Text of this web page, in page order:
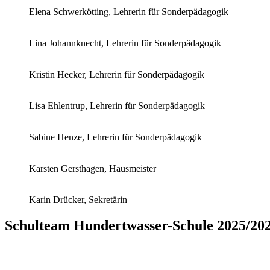
Elena Schwerkötting, Lehrerin für Sonderpädagogik
Lina Johannknecht, Lehrerin für Sonderpädagogik
Kristin Hecker, Lehrerin für Sonderpädagogik
Lisa Ehlentrup, Lehrerin für Sonderpädagogik
Sabine Henze, Lehrerin für Sonderpädagogik
Karsten Gersthagen, Hausmeister
Karin Drücker, Sekretärin
Schulteam Hundertwasser-Schule 2025/